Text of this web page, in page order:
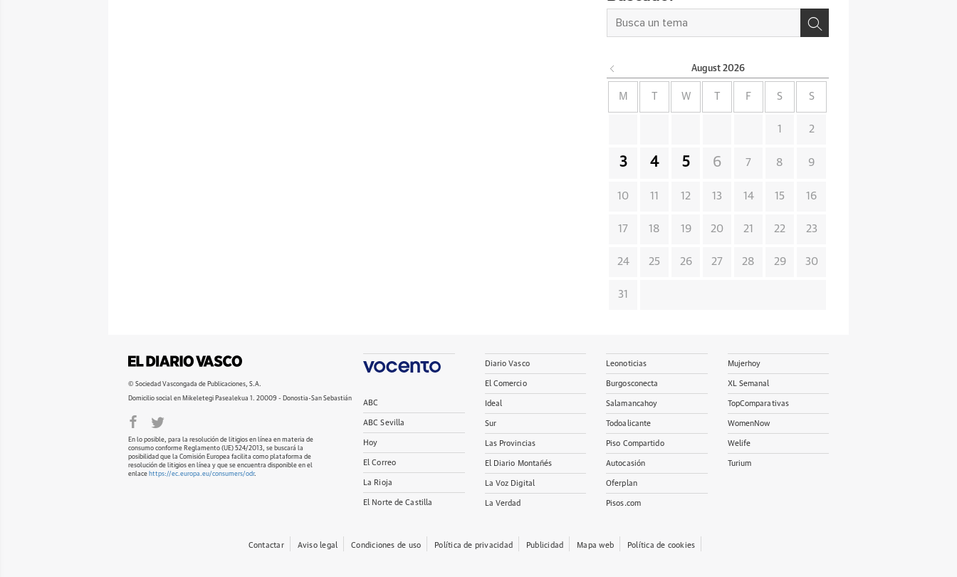
August 2026
M W F S S
1 2
3 4 5 6 7 8 9
10 11 12 13 14 15 16
17 18 19 20 21 22 23
24 25 26 27 28 29 30
31
© Sociedad Vascongada de Publicaciones, S.A.
Domicilio social en Mikeletegi Pasealekua 1. 20009 - Donostia-San Sebastián
En lo posible, para la resolución de litigios en línea en materia de
consumo conforme Reglamento (UE) 524/2013, se buscará la
posibilidad que la Comisión Europea facilita como plataforma de
resolución de litigios en línea y que se encuentra disponible en el
enlace https://ec.europa.eu/consumers/odr.
ABC
ABC Sevilla
Hoy
El Correo
La Rioja
El Norte de Castilla
Diario Vasco
El Comercio
Ideal
Sur
Las Provincias
El Diario Montañés
La Voz Digital
La Verdad
Leonoticias
Burgosconecta
Salamancahoy
Todoalicante
Piso Compartido
Autocasión
Oferplan
Pisos.com
Mujerhoy
XL Semanal
TopComparativas
WomenNow
Welife
Turium
Contactar Aviso legal Condiciones de uso Política de privacidad Publicidad Mapa web Política de cookies